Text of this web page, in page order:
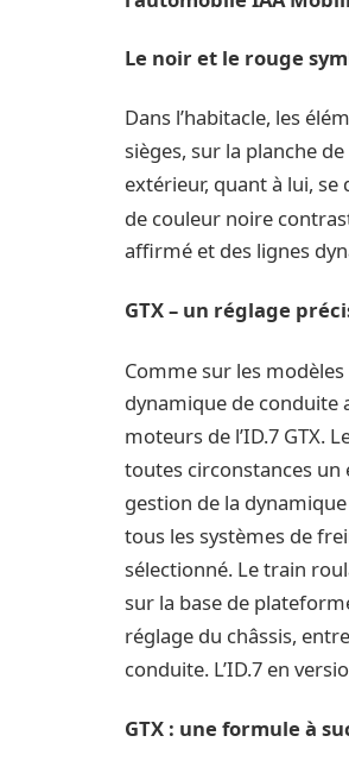
Le noir et le rouge
Dans l’habitacle, les
sièges, sur la planche
extérieur, quant à lui,
de couleur noire
affirmé et des lignes
GTX – un réglage
Comme sur les
dynamique de conduite
moteurs de l’ID.7 GTX.
toutes circonstances
gestion de la
tous les systèmes de
sélectionné. Le train
sur la base de
réglage du châssis,
conduite. L’ID.7 en
GTX : une formule à